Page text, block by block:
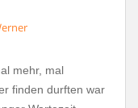
mehr, mal
finden durften war